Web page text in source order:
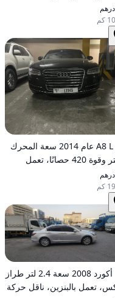
درهم
أودي A8 L عام 2014 سعة المحرك
4.0 لتر وقوة 420 حصانًا، تعمل
ناقل حركة أوتوماتيكي، دفع درهم
هوندا أكورد 2008 سعة 2.4 لتر طراز
تعمل بالبنزين، ناقل حركة